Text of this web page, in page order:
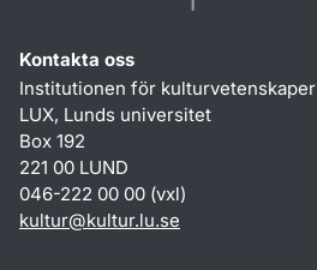
Kontakta oss
Institutionen för kulturvetenskaper
LUX, Lunds universitet
Box 192
221 00 LUND
046-222 00 00 (vxl)
kultur@kultur.lu.se